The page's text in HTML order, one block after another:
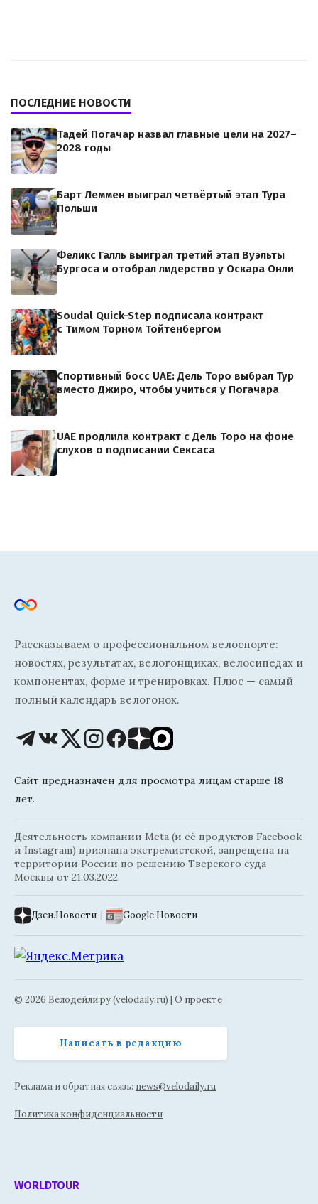
ПОСЛЕДНИЕ НОВОСТИ
Тадей Погачар назвал главные цели на 2027–
2028 годы
Барт Леммен выиграл четвёртый этап Тура
Польши
Феликс Галль выиграл третий этап Вуэльты
Бургоса и отобрал лидерство у Оскара Онли
Soudal Quick-Step подписала контракт
с Тимом Торном Тойтенбергом
Спортивный босс UAE: Дель Торо выбрал Тур
вместо Джиро, чтобы учиться у Погачара
UAE продлила контракт с Дель Торо на фоне
слухов о подписании Сексаса
Рассказываем о профессиональном велоспорте:
новостях, результатах, велогонщиках, велосипедах и
компонентах, форме и тренировках. Плюс — самый
полный календарь велогонок.
Сайт предназначен для просмотра лицам старше 18
лет.
Деятельность компании Meta (и её продуктов Facebook
и Instagram) признана экстремистской, запрещена на
территории России по решению Тверского суда
Москвы от 21.03.2022.
Дзен.Новости | Google.Новости
© 2026 Велодейли.ру (velodaily.ru) | О проекте
Написать в редакцию
Реклама и обратная связь: news@velodaily.ru
Политика конфиденциальности
WORLDTOUR